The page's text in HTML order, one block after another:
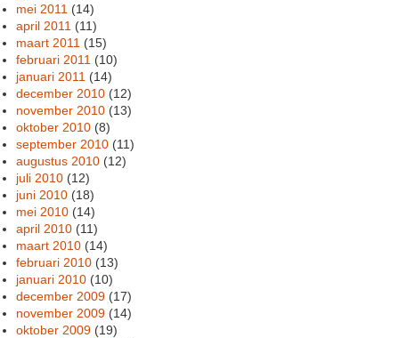
mei 2011 (14)
april 2011 (11)
maart 2011 (15)
februari 2011 (10)
januari 2011 (14)
december 2010 (12)
november 2010 (13)
oktober 2010 (8)
september 2010 (11)
augustus 2010 (12)
juli 2010 (12)
juni 2010 (18)
mei 2010 (14)
april 2010 (11)
maart 2010 (14)
februari 2010 (13)
januari 2010 (10)
december 2009 (17)
november 2009 (14)
oktober 2009 (19)